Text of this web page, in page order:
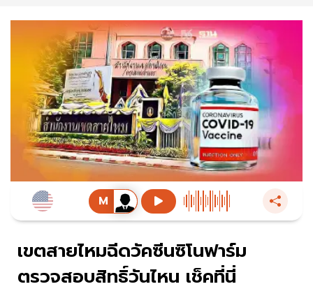
เขตสายไหมฉีดวัคซีนซิโนฟาร์ม
ตรวจสอบสิทธิ์วันไหน เช็คที่นี่